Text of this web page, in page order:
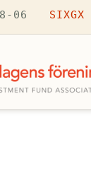
06 SIXGX
Regelverk